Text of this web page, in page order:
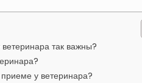
так важны?
у ветеринара?